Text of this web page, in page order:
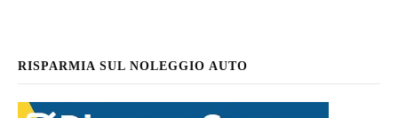
RISPARMIA SUL NOLEGGIO AUTO